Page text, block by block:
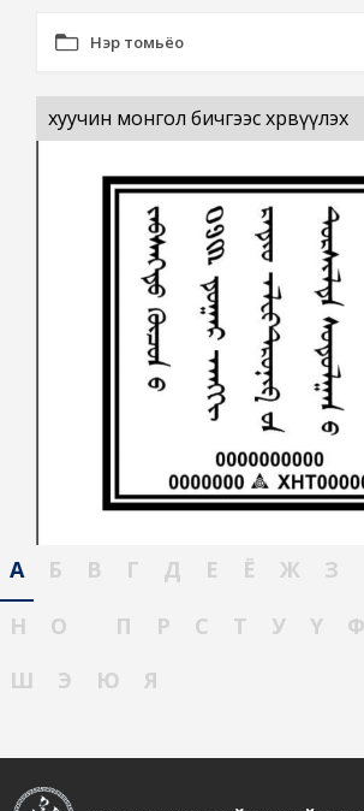
Нэр томьёо
хуучин монгол бичгээс хөрвүүлэх
А Б В Г Д Е Ё Ж З
Н
О П Р С Т У Ү Ф
Ш
Э Ю Я